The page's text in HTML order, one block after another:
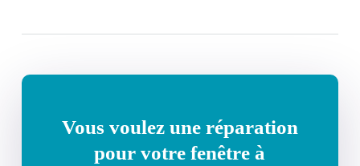
Vous voulez une réparation
pour votre fenêtre à